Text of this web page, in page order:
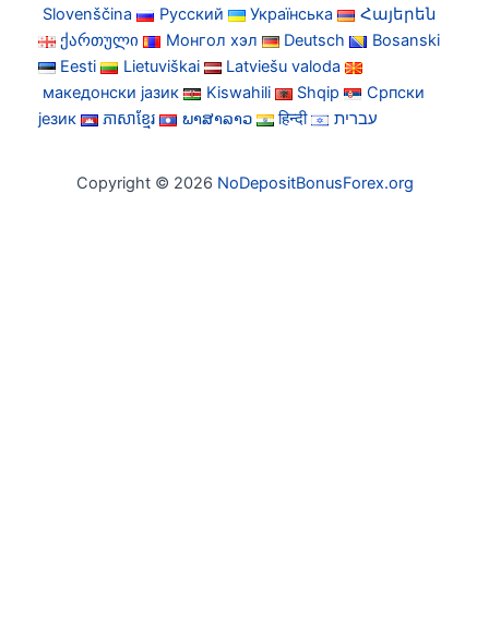
Slovenščina
Русский Українська
Հայերեն
ქართული
Монгол хэл Deutsch
Bosanski
Eesti
Lietuviškai
Latviešu valoda
македонски јазик
Kiswahili Shqip
Српски
језик
ភាសាខ្មែរ ພາສາລາວ हिन्दी עברית
Copyright © 2026 NoDepositBonusForex.org